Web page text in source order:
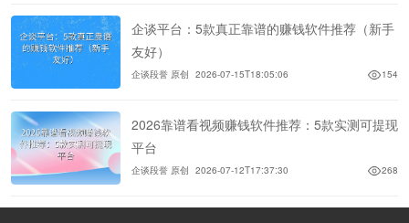
企谈平台：5款真正靠谱的赚钱软件推荐（新手
友好）
企谈段誉 原创 2026-07-15T18:05:06 154
2026靠谱看视频赚钱软件推荐：5款实测可提现
平台
企谈段誉 原创 2026-07-12T17:37:30 268